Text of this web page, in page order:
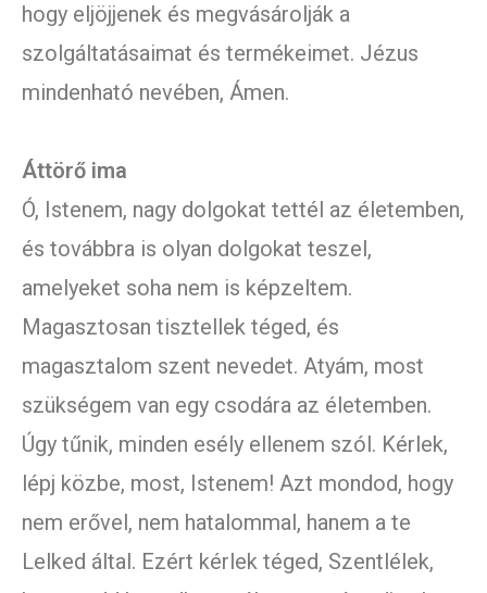
hogy eljöjjenek és megvásárolják a
szolgáltatásaimat és termékeimet. Jézus
mindenható nevében, Ámen.
Áttörő ima
Ó, Istenem, nagy dolgokat tettél az életemben,
és továbbra is olyan dolgokat teszel,
amelyeket soha nem is képzeltem.
Magasztosan tisztellek téged, és
magasztalom szent nevedet. Atyám, most
szükségem van egy csodára az életemben.
Úgy tűnik, minden esély ellenem szól. Kérlek,
lépj közbe, most, Istenem! Azt mondod, hogy
nem erővel, nem hatalommal, hanem a te
Lelked által. Ezért kérlek téged, Szentlélek,